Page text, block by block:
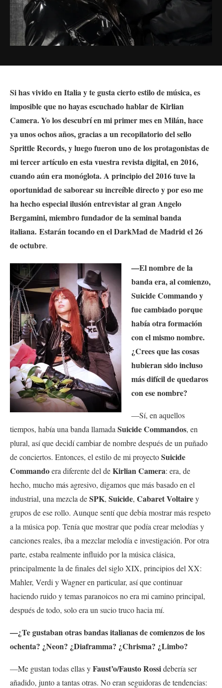
Si has vivido en Italia y te gusta cierto estilo de música, es
imposible que no hayas escuchado hablar de Kirlian
Camera. Yo los descubrí en mi primer mes en Milán, hace
ya unos ochos años, gracias a un recopilatorio del sello
Sprittle Records, y luego fueron uno de los protagonistas de
mi tercer artículo en esta vuestra revista digital, en 2016,
cuando aún era monóglota. A principio del 2016 tuve la
oportunidad de saborear su increíble directo y por eso me
ha hecho especial ilusión entrevistar al gran Angelo
Bergamini, miembro fundador de la seminal banda
italiana. Estarán tocando en el DarkMad de Madrid el 26
de octubre.
—El nombre de la
banda era, al comienzo,
Suicide Commando y
fue cambiado porque
había otra formación
con el mismo nombre.
¿Crees que las cosas
hubieran sido incluso
más difícil de quedaros
con ese nombre?
—Sí, en aquellos
tiempos, había una banda llamada Suicide Commandos, en
plural, así que decidí cambiar de nombre después de un puñado
de conciertos. Entonces, el estilo de mi proyectoSuicide
Commandoera diferente del deKirlian Camera: era, de
hecho, mucho más agresivo, digamos que más basado en el
industrial, una mezcla deSPK, Suicide, Cabaret Voltairey
grupos de ese rollo. Aunque sentí que debía mostrar más respeto
a la música pop. Tenía que mostrar que podía crear melodías y
canciones reales, iba a mezclar melodía e investigación. Por otra
parte, estaba realmente influido por la música clásica,
principalmente la de finales del siglo XIX, principios del XX:
Mahler, Verdi y Wagner en particular, así que continuar
haciendo ruido y temas paranoicos no era mi camino principal,
después de todo, solo era un sucio truco hacia mí.
—¿Te gustaban otras bandas italianas de comienzos de los
ochenta? ¿Neon? ¿Diaframma? ¿Chrisma? ¿Limbo?
—Me gustan todas ellas yFaust’o/Fausto Rossidebería ser
añadido, junto a tantas otras. No eran seguidoras de tendencias: